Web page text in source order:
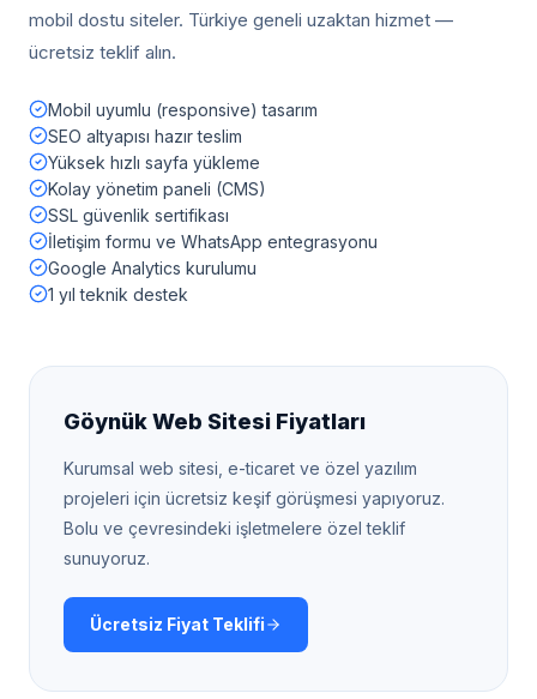
mobil dostu siteler. Türkiye geneli uzaktan hizmet —
ücretsiz teklif alın.
Mobil uyumlu (responsive) tasarım
SEO altyapısı hazır teslim
Yüksek hızlı sayfa yükleme
Kolay yönetim paneli (CMS)
SSL güvenlik sertifikası
İletişim formu ve WhatsApp entegrasyonu
Google Analytics kurulumu
1 yıl teknik destek
GöynükWeb Sitesi Fiyatları
Kurumsal web sitesi, e-ticaret ve özel yazılım
projeleri için ücretsiz keşif görüşmesi yapıyoruz.
Bolu ve çevresindeki işletmelere özel teklif
sunuyoruz.
Ücretsiz Fiyat Teklifi